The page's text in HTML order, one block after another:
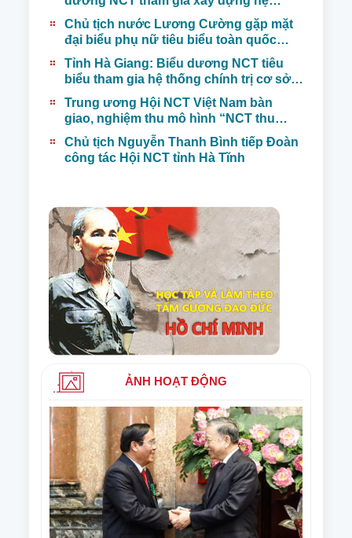
thống chính trị cơ sở (2019 – 2024);
Tổng kết 5 năm thực hiện phong trào
thi đua “Tuổi cao - Gương sáng” giai
đoạn 2021 - 2025
Chủ tịch nước Lương Cường gặp mặt
đại biểu phụ nữ tiêu biểu toàn quốc
trong xây dựng gia đình văn hóa, ấm
no, hạnh phúc
Tỉnh Hà Giang: Biểu dương NCT tiêu
biểu tham gia hệ thống chính trị cơ sở
giai đoạn 2019 - 2024
Trung ương Hội NCT Việt Nam bàn
giao, nghiệm thu mô hình “NCT thu
gom, phân loại và xử lí rác thải tại
nguồn” ở phường Tân Thịnh, TP Hòa
Bình, tỉnh Hòa Bình
Chủ tịch Nguyễn Thanh Bình tiếp Đoàn
công tác Hội NCT tỉnh Hà Tĩnh
ẢNH HOẠT ĐỘNG